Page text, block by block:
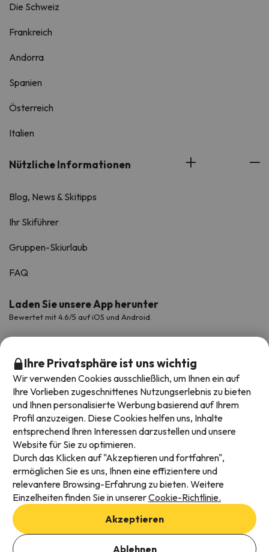
Daten hinzufügen, um Verfügbarkeit zu prüfen
Die Schweiz
Frankreich
Andorra
Spanien
Österreich
Italien
Nützliche Informationen
Blog, News & Skitipps
Ihr Skiführer
Gruppen-Skiurlaub
FAQ
Laden Sie unsere App herunter
Bewertet mit 4.6/5 auf iOS und Android.
Verfügbare Zahlungsarten
Impressum und AGBs
Datenschutz
Cookies Richtlinien
Ihre Privatsphäre ist uns wichtig
Wir verwenden Cookies ausschließlich, um Ihnen ein auf
Ihre Vorlieben zugeschnittenes Nutzungserlebnis zu bieten
und Ihnen personalisierte Werbung basierend auf Ihrem
Profil anzuzeigen. Diese Cookies helfen uns, Inhalte
entsprechend Ihren Interessen darzustellen und unsere
Website für Sie zu optimieren.
Durch das Klicken auf "Akzeptieren und fortfahren",
ermöglichen Sie es uns, Ihnen eine effizientere und
relevantere Browsing-Erfahrung zu bieten. Weitere
Einzelheiten finden Sie in unsererCookie-Richtlinie.
Akzeptieren
Ablehnen